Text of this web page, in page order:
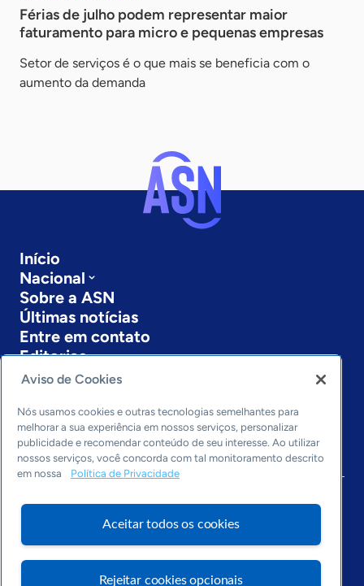
Férias de julho podem representar maior
faturamento para micro e pequenas empresas
Setor de serviços é o que mais se beneficia com o
aumento da demanda
Início
Nacional
Sobre a ASN
Últimas notícias
Entre em contato
Editorias
Economia & Política
Inovação & Tecnologia
Cultura empreendedora
Dados
Arquivo
Aviso de Cookies
Nós usamos cookies e outras tecnologias semelhantes para
melhorar a sua experiência em nossos serviços, personalizar
publicidade e recomendar conteúdo de seu interesse. Ao utilizar
nossos serviços, você concorda com tal monitoramento descrito
em nossa
Política de Privacidade
Aceitar todos os cookies
Rejeitar cookies opcionais